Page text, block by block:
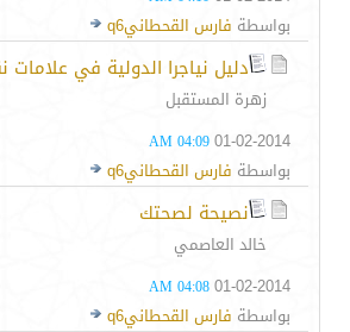
بواسطة فارس القحطانيq6
دليل نياجرا الدولية في علامات
زهرة المستقبل
01-02-2014
04:09 AM
بواسطة فارس القحطانيq6
نصيحة لصحتك
خالد العاصمي
01-02-2014
04:08 AM
بواسطة فارس القحطانيq6